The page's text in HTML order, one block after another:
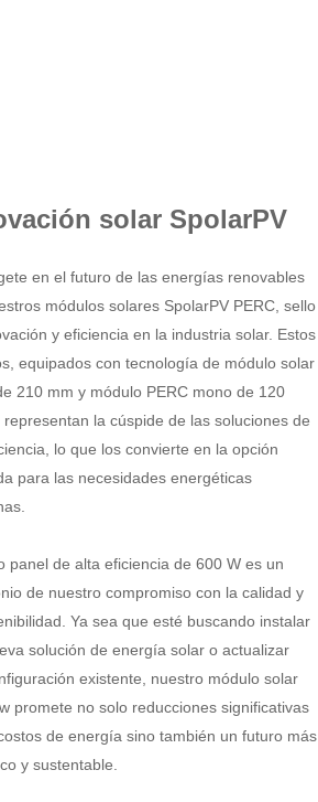
solar SpolarPV
en el futuro de las energías renovables
módulos solares SpolarPV PERC, sello
y eficiencia en la industria solar. Estos
equipados con tecnología de módulo solar
210 mm y módulo PERC mono de 120
representan la cúspide de las soluciones de
lo que los convierte en la opción
para las necesidades energéticas
panel de alta eficiencia de 600 W es un
de nuestro compromiso con la calidad y
Ya sea que esté buscando instalar
solución de energía solar o actualizar
existente, nuestro módulo solar
promete no solo reducciones significativas
de energía sino también un futuro más
y sustentable.